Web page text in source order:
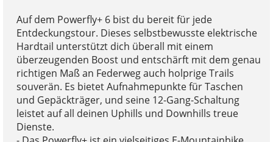
Auf dem Powerfly+ 6 bist du bereit für jede
Entdeckungstour. Dieses selbstbewusste elektrische
Hardtail unterstützt dich überall mit einem
überzeugenden Boost und entschärft mit dem genau
richtigen Maß an Federweg auch holprige Trails
souverän. Es bietet Aufnahmepunkte für Taschen
und Gepäckträger, und seine 12-Gang-Schaltung
leistet auf all deinen Uphills und Downhills treue
Dienste.